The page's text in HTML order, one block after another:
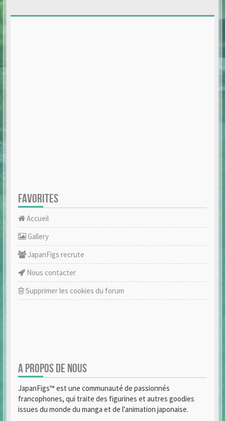
FAVORITES
Accueil
Gallery
JapanFigs recrute
Nous contacter
Supprimer les cookies du forum
A PROPOS DE NOUS
JapanFigs™ est une communauté de passionnés
francophones, qui traite des figurines et autres goodies
issues du monde du manga et de l'animation japonaise.